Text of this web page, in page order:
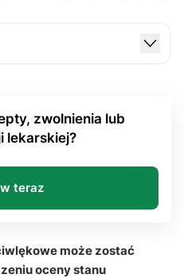
e-recepty podczas
leki przeciwlękowe i
zwolnienia lub
lekarskiej?
teraz
może zostać
oceny stanu